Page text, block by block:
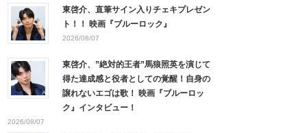
東啓介、直筆サイン入りチェキプレゼン
ト！！ 映画『ブルーロック』
2026/08/07
東啓介、”絶対的王者”馬狼照英を演じて
得た達成感と役者としての覚醒！自身の
譲れないエゴは歌！ 映画『ブルーロッ
ク』インタビュー！
2026/08/07